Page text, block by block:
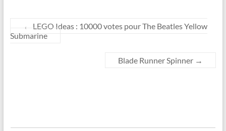
←
LEGO Ideas : 10000 votes pour The Beatles Yellow
Submarine
Blade Runner Spinner →